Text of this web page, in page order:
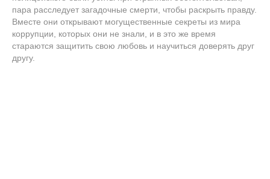
пара расследует загадочные смерти, чтобы раскрыть правду.
Вместе они открывают могущественные секреты из мира
коррупции, которых они не знали, и в это же время
стараются защитить свою любовь и научиться доверять друг
другу.